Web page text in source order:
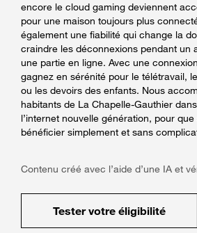
encore le cloud gaming deviennent
pour une maison toujours plus
également une fiabilité qui change la
craindre les déconnexions pendant un
une partie en ligne. Avec une
gagnez en sérénité pour le télétravail,
ou les devoirs des enfants. Nous
habitants de La Chapelle-Gauthier
l’internet nouvelle génération, pour
bénéficier simplement et sans
Contenu créé avec l’aide d’une IA et
Tester votre éligibilité